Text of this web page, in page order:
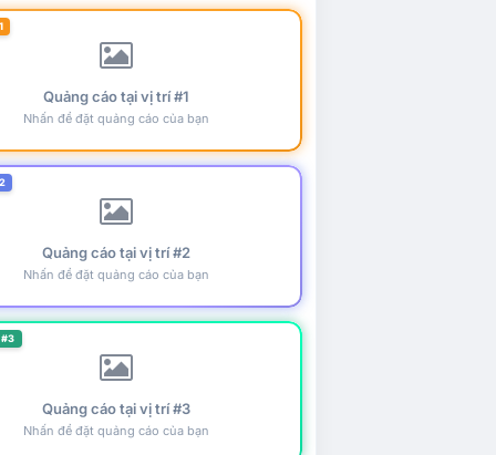
Quảng cáo tại vị trí #1
Nhấn để đặt quảng cáo của bạn
Quảng cáo tại vị trí #2
Nhấn để đặt quảng cáo của bạn
Quảng cáo tại vị trí #3
Nhấn để đặt quảng cáo của bạn